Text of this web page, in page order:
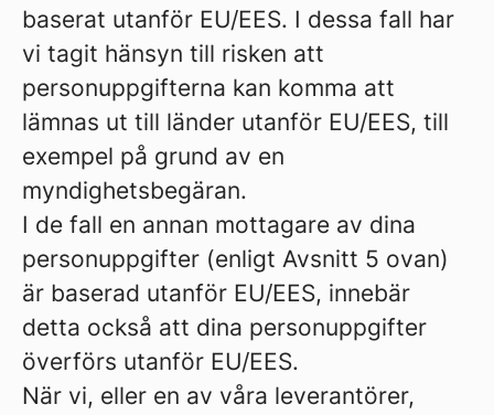
baserat utanför EU/EES. I dessa fall har
vi tagit hänsyn till risken att
personuppgifterna kan komma att
lämnas ut till länder utanför EU/EES, till
exempel på grund av en
myndighetsbegäran.
I de fall en annan mottagare av dina
personuppgifter (enligt Avsnitt 5 ovan)
är baserad utanför EU/EES, innebär
detta också att dina personuppgifter
överförs utanför EU/EES.
När vi, eller en av våra leverantörer,